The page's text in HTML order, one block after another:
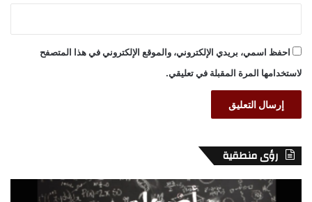
احفظ اسمي، بريدي الإلكتروني، والموقع الإلكتروني في هذا المتصفح
لاستخدامها المرة المقبلة في تعليقي.
رؤى منطقية